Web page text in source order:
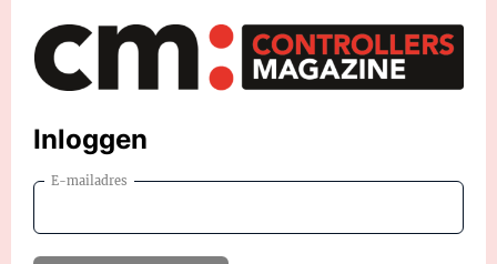
Inloggen
E-mailadres